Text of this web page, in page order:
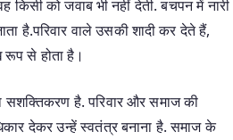
को जवाब भी नहीं देती. बचपन में नारी
है.परिवार वाले उसकी शादी कर देते हैं,
से होता है।
सशक्तिकरण है. परिवार और समाज की
देकर उन्हें स्वतंत्र बनाना है. समाज के